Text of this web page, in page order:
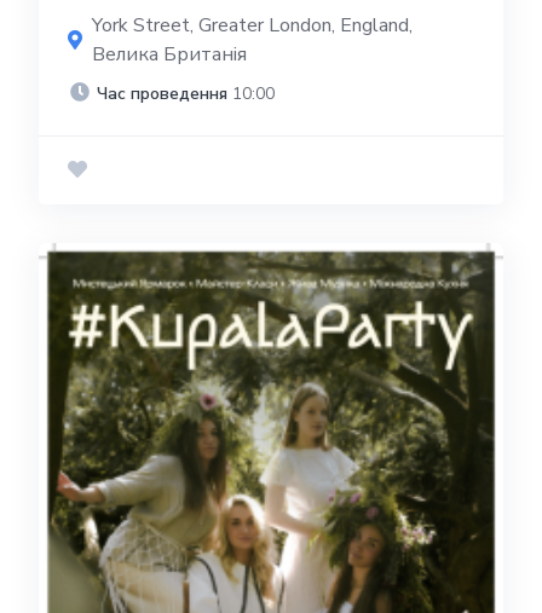
York Street, Greater London, England,
Велика Британія
Час проведення 10:00